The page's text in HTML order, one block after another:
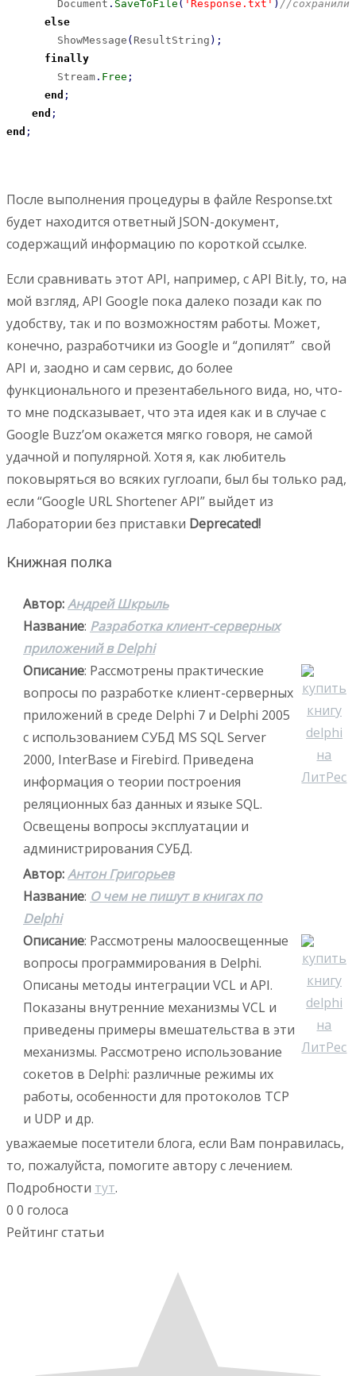
        Document
. SaveToFile ( 'Response.txt' ) //
else
        ShowMessage
( ResultString ) ;
finally
        Stream
. Free ;
end ;
end ;
end ;
После выполнения процедуры в файле Response.txt
будет находится ответный JSON-документ,
содержащий информацию по короткой ссылке.
Если сравнивать этот API, например, с API Bit.ly, то, на
мой взгляд, API Google пока далеко позади как по
удобству, так и по возможностям работы. Может,
конечно, разработчики из Google и “допилят” свой
API и, заодно и сам сервис, до более
функционального и презентабельного вида, но, что-
то мне подсказывает, что эта идея как и в случае с
Google Buzz’ом окажется мягко говоря, не самой
удачной и популярной. Хотя я, как любитель
поковыряться во всяких гуглоапи, был бы только рад,
если “Google URL Shortener API” выйдет из
Лаборатории без приставки Deprecated!
Книжная полка
Автор:Андрей Шкрыль
Название: Разработка клиент-серверных
приложений в Delphi
Описание: Рассмотрены практические
вопросы по разработке клиент-серверных
приложений в среде Delphi 7 и Delphi 2005
с использованием СУБД MS SQL Server
2000, InterBase и Firebird. Приведена
информация о теории построения
реляционных баз данных и языке SQL.
Освещены вопросы эксплуатации и
администрирования СУБД.
Автор:Антон Григорьев
Название: О чем не пишут в книгах по
Delphi
Описание: Рассмотрены малоосвещенные
вопросы программирования в Delphi.
Описаны методы интеграции VCL и API.
Показаны внутренние механизмы VCL и
приведены примеры вмешательства в эти
механизмы. Рассмотрено использование
сокетов в Delphi: различные режимы их
работы, особенности для протоколов TCP
и UDP и др.
уважаемые посетители блога, если Вам понравилась,
то, пожалуйста, помогите автору с лечением.
Подробности тут.
0 0 голоса
Рейтинг статьи